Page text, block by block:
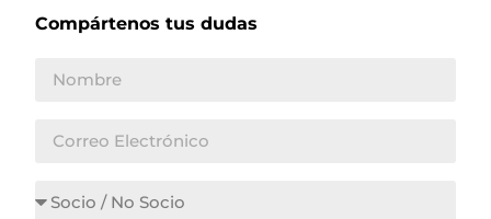
Compártenos tus dudas